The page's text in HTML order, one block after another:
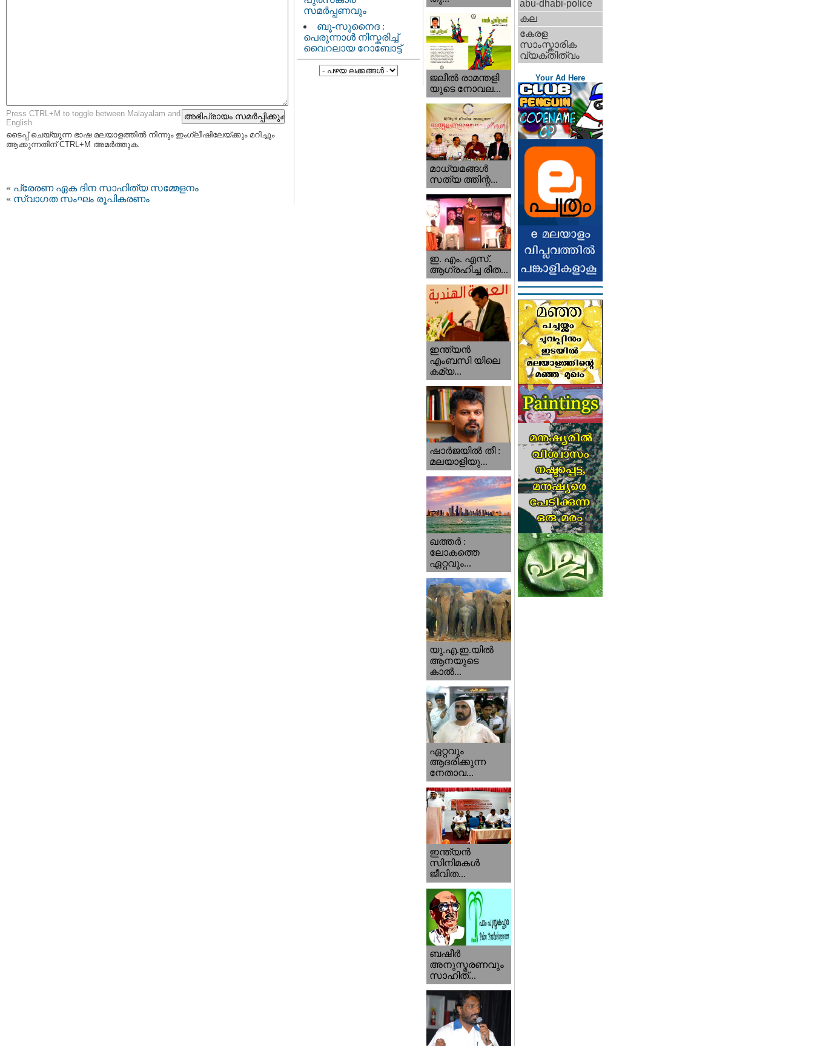
Press CTRL+M to toggle between Malayalam and
English.
ടൈപ്പ്‌ ചെയ്യുന്ന ഭാഷ മലയാളത്തില്‍ നിന്നും ഇംഗ്ലീഷിലേയ്ക്കും മറിച്ചും
ആക്കുന്നതിന് CTRL+M അമര്‍ത്തുക.
« പ്രേരണ ഏക ദിന സാഹിത്യ സമ്മേളനം
« സ്വാഗത സംഘം രൂപികരണം
സമർപ്പണവും
ബൂ-സുനൈദ :
പെരുന്നാൾ നിസ്കരിച്ച്
വൈറലായ റോബോട്ട്
ജലീല്‍ രാമന്തളി
യുടെ നോവല...
മാധ്യമങ്ങള്‍
സത്യ ത്തിന്റ...
ഇ. എം. എസ്.
ആഗ്രഹിച്ച രീത...
ഇന്ത്യന്‍
എംബസി യിലെ
കമ്യ...
ഷാര്‍ജയില്‍ തീ :
മലയാളിയു...
ഖത്തര്‍ :
ലോകത്തെ
ഏറ്റവും...
യു.എ.ഇ.യില്‍
ആനയുടെ
കാല്‍...
ഏറ്റവും
ആദരിക്കുന്ന
നേതാവ...
ഇന്ത്യന്‍
സിനിമകള്‍
ജീവിത...
ബഷീര്‍
അനുസ്മരണവും
സാഹിത്...
abu-dhabi-police
കല
കേരള
സാംസ്കാരിക
വ്യക്തിത്വം
Your Ad Here